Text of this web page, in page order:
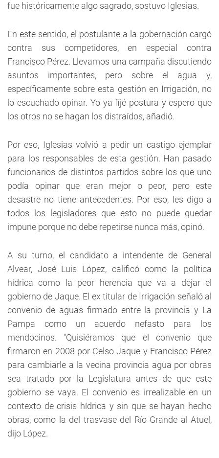
fue históricamente algo sagrado, sostuvo Iglesias.
En este sentido, el postulante a la gobernación cargó
contra sus competidores, en especial contra
Francisco Pérez. Llevamos una campaña discutiendo
asuntos importantes, pero sobre el agua y,
específicamente sobre esta gestión en Irrigación, no
lo escuchado opinar. Yo ya fijé postura y espero que
los otros no se hagan los distraídos, añadió.
Por eso, Iglesias volvió a pedir un castigo ejemplar
para los responsables de esta gestión. Han pasado
funcionarios de distintos partidos sobre los que uno
podía opinar que eran mejor o peor, pero este
desastre no tiene antecedentes. Por eso, les digo a
todos los legisladores que esto no puede quedar
impune porque no debe repetirse nunca más, opinó.
A su turno, el candidato a intendente de General
Alvear, José Luis López, calificó como la política
hídrica como la peor herencia que va a dejar el
gobierno de Jaque. El ex titular de Irrigación señaló al
convenio de aguas firmado entre la provincia y La
Pampa como un acuerdo nefasto para los
mendocinos. "Quisiéramos que el convenio que
firmaron en 2008 por Celso Jaque y Francisco Pérez
para cambiarle a la vecina provincia agua por obras
sea tratado por la Legislatura antes de que este
gobierno se vaya. El convenio es irrealizable en un
contexto de crisis hídrica y sin que se hayan hecho
obras, como la del trasvase del Río Grande al Atuel,
dijo López.